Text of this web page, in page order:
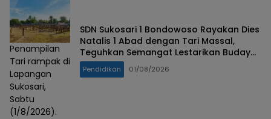
Penampilan
Tari rampak di
Lapangan
Sukosari,
Sabtu
(1/8/2026).
SDN Sukosari 1 Bondowoso Rayakan Dies
Natalis 1 Abad dengan Tari Massal,
Teguhkan Semangat Lestarikan Budaya
Nusantara
Pendidikan 01/08/2026